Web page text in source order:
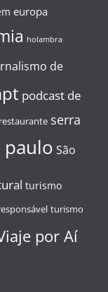
europa
holambra
de
podcast de
restaurante serra
paulo São
turismo
turismo
por Aí